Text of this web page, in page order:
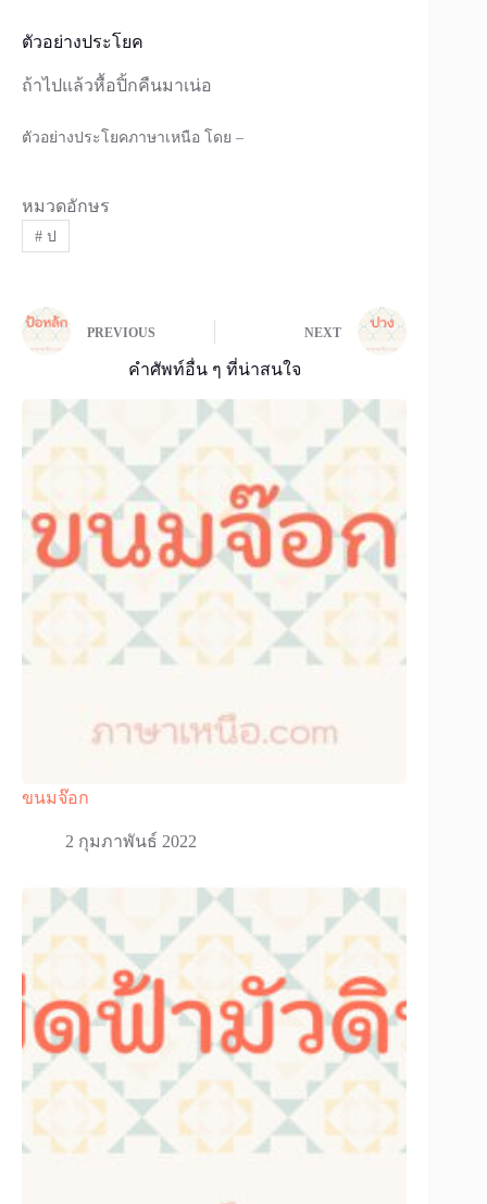
ตัวอย่างประโยค
ถ้าไปแล้วหื้อปิ้กคืนมาเน่อ
ตัวอย่างประโยคภาษาเหนือ โดย –
หมวดอักษร
#ป
PREVIOUS NEXT
คำศัพท์อื่น ๆ ที่น่าสนใจ
ขนมจ๊อก
2 กุมภาพันธ์ 2022